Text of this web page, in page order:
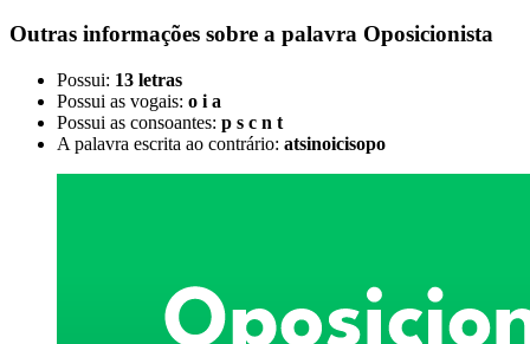
Outras informações sobre a palavra Oposicionista
Possui: 13 letras
Possui as vogais: o i a
Possui as consoantes: p s c n t
A palavra escrita ao contrário: atsinoicisopo